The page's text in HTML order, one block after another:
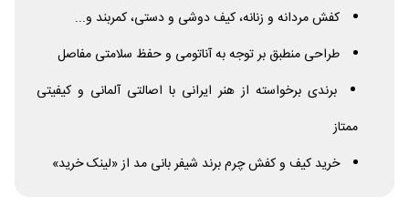
کفش مردانه و زنانه، کیف دوشی و دستی، کمربند و...
طراحی منطبق بر توجه به آناتومی و حفظ سلامتی مفاصل
برندی برخواسته از هنر ایرانی با اصالتی آلمانی و کیفیتی
ممتاز
خرید کیف و کفش چرم برند شیفر بانی مد از «لینک خرید»